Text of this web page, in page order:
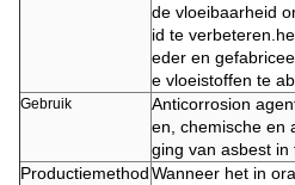
de vloeibaarheid
id te
eder en
e vloeistoffen te
Gebruik
Anticorrosion
en, chemische en
ging van asbest
ProductiemethodWanneer het in